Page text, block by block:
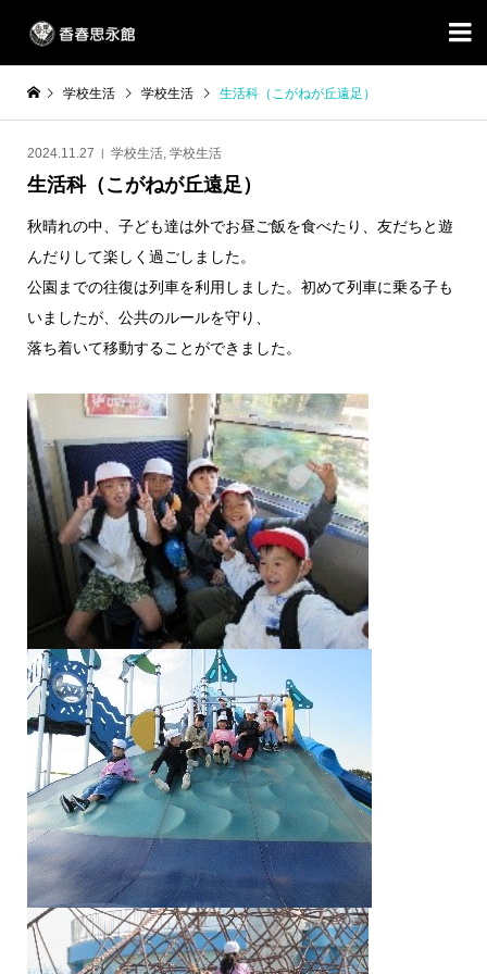

学校生活 学校生活 生活科（こがねが丘遠足）
2024.11.27 学校生活, 学校生活
生活科（こがねが丘遠足）
秋晴れの中、子ども達は外でお昼ご飯を食べたり、友だちと遊
んだりして楽しく過ごしました。
公園までの往復は列車を利用しました。初めて列車に乗る子も
いましたが、公共のルールを守り、
落ち着いて移動することができました。